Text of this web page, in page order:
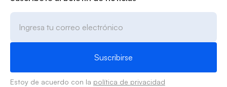
Estoy de acuerdo con la política de privacidad